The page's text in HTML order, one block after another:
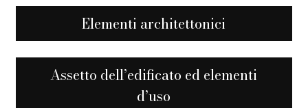
Elementi architettonici
Assetto dell’edificato ed elementi
d’uso